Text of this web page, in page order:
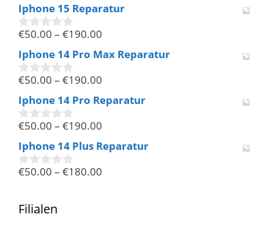
o
n
5
Iphone 15 Reparatur
0
o
n
5
€50.00 – €190.00
Iphone 14 Pro Max Reparatur
0
o
n
5
€50.00 – €190.00
Iphone 14 Pro Reparatur
0
o
n
5
€50.00 – €190.00
Iphone 14 Plus Reparatur
0
n
5
€50.00 – €180.00
Filialen